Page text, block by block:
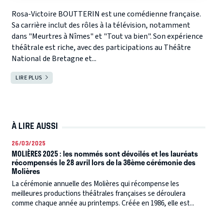
Rosa-Victoire BOUTTERIN est une comédienne française.
Sa carrière inclut des rôles à la télévision, notamment
dans "Meurtres à Nîmes" et "Tout va bien". Son expérience
théâtrale est riche, avec des participations au Théâtre
National de Bretagne et...
LIRE PLUS
À LIRE AUSSI
26/03/2025
MOLIÈRES 2025 : les nommés sont dévoilés et les lauréats
récompensés le 28 avril lors de la 36ème cérémonie des
Molières
La cérémonie annuelle des Molières qui récompense les
meilleures productions théâtrales françaises se déroulera
comme chaque année au printemps. Créée en 1986, elle est...